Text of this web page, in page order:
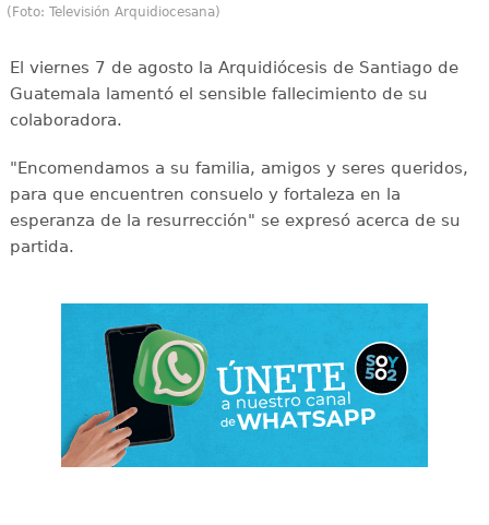
(Foto: Televisión Arquidiocesana)
El viernes 7 de agosto la Arquidiócesis de Santiago de
Guatemala lamentó el sensible fallecimiento de su
colaboradora.
"Encomendamos a su familia, amigos y seres queridos,
para que encuentren consuelo y fortaleza en la
esperanza de la resurrección" se expresó acerca de su
partida.